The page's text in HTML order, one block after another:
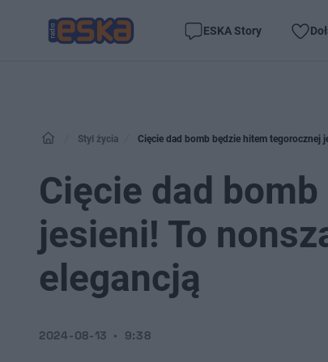
ESKA Story
Styl życia Cięcie dad bomb będzie hitem tegorocznej
Cięcie dad
jesieni! To
elegancją
2024-08-13 9:38